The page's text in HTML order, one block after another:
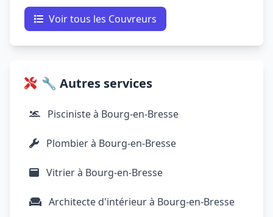
Voir tous les Couvreurs
🔧 Autres services
Pisciniste à Bourg-en-Bresse
Plombier à Bourg-en-Bresse
Vitrier à Bourg-en-Bresse
Architecte d'intérieur à Bourg-en-Bresse